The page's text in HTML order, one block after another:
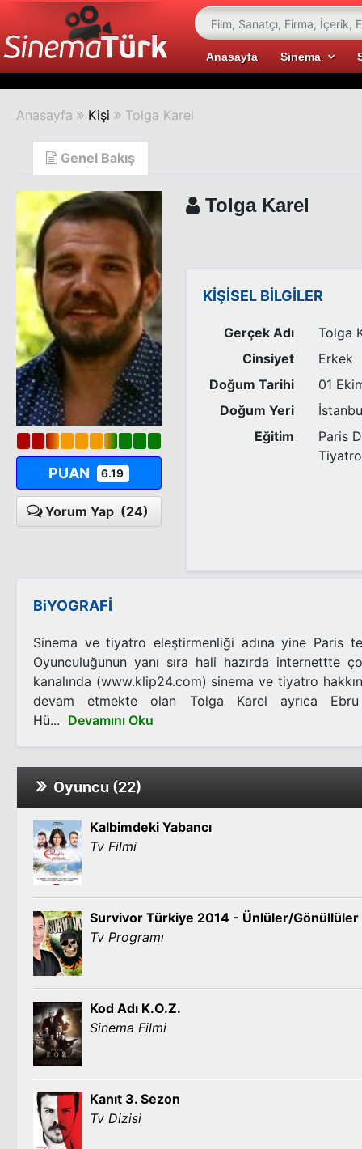
Anasayfa Sinema
Anasayfa Kişi Tolga Karel
Genel Bakış
PUAN 6.19
Yorum Yap (24)
Tolga Karel
KİŞİSEL BİLGİLER
Gerçek Adı
Tolga
Cinsiyet
Erkek
Doğum Tarihi
01
Doğum Yeri
Eğitim
Paris
BiYOGRAFİ
Sinema ve tiyatro eleştirmenliği adına yine Paris
Oyunculuğunun yanı sıra hali hazırda internettte
kanalında (www.klip24.com) sinema ve tiyatro
devam etmekte olan Tolga Karel ayrıca
Hü... Devamını Oku
Oyuncu (22)
Kalbimdeki Yabancı
Tv Filmi
Survivor Türkiye 2014 - Ünlüler/Gönüllüler
Tv Programı
Kod Adı K.O.Z.
Sinema Filmi
Kanıt 3. Sezon
Tv Dizisi